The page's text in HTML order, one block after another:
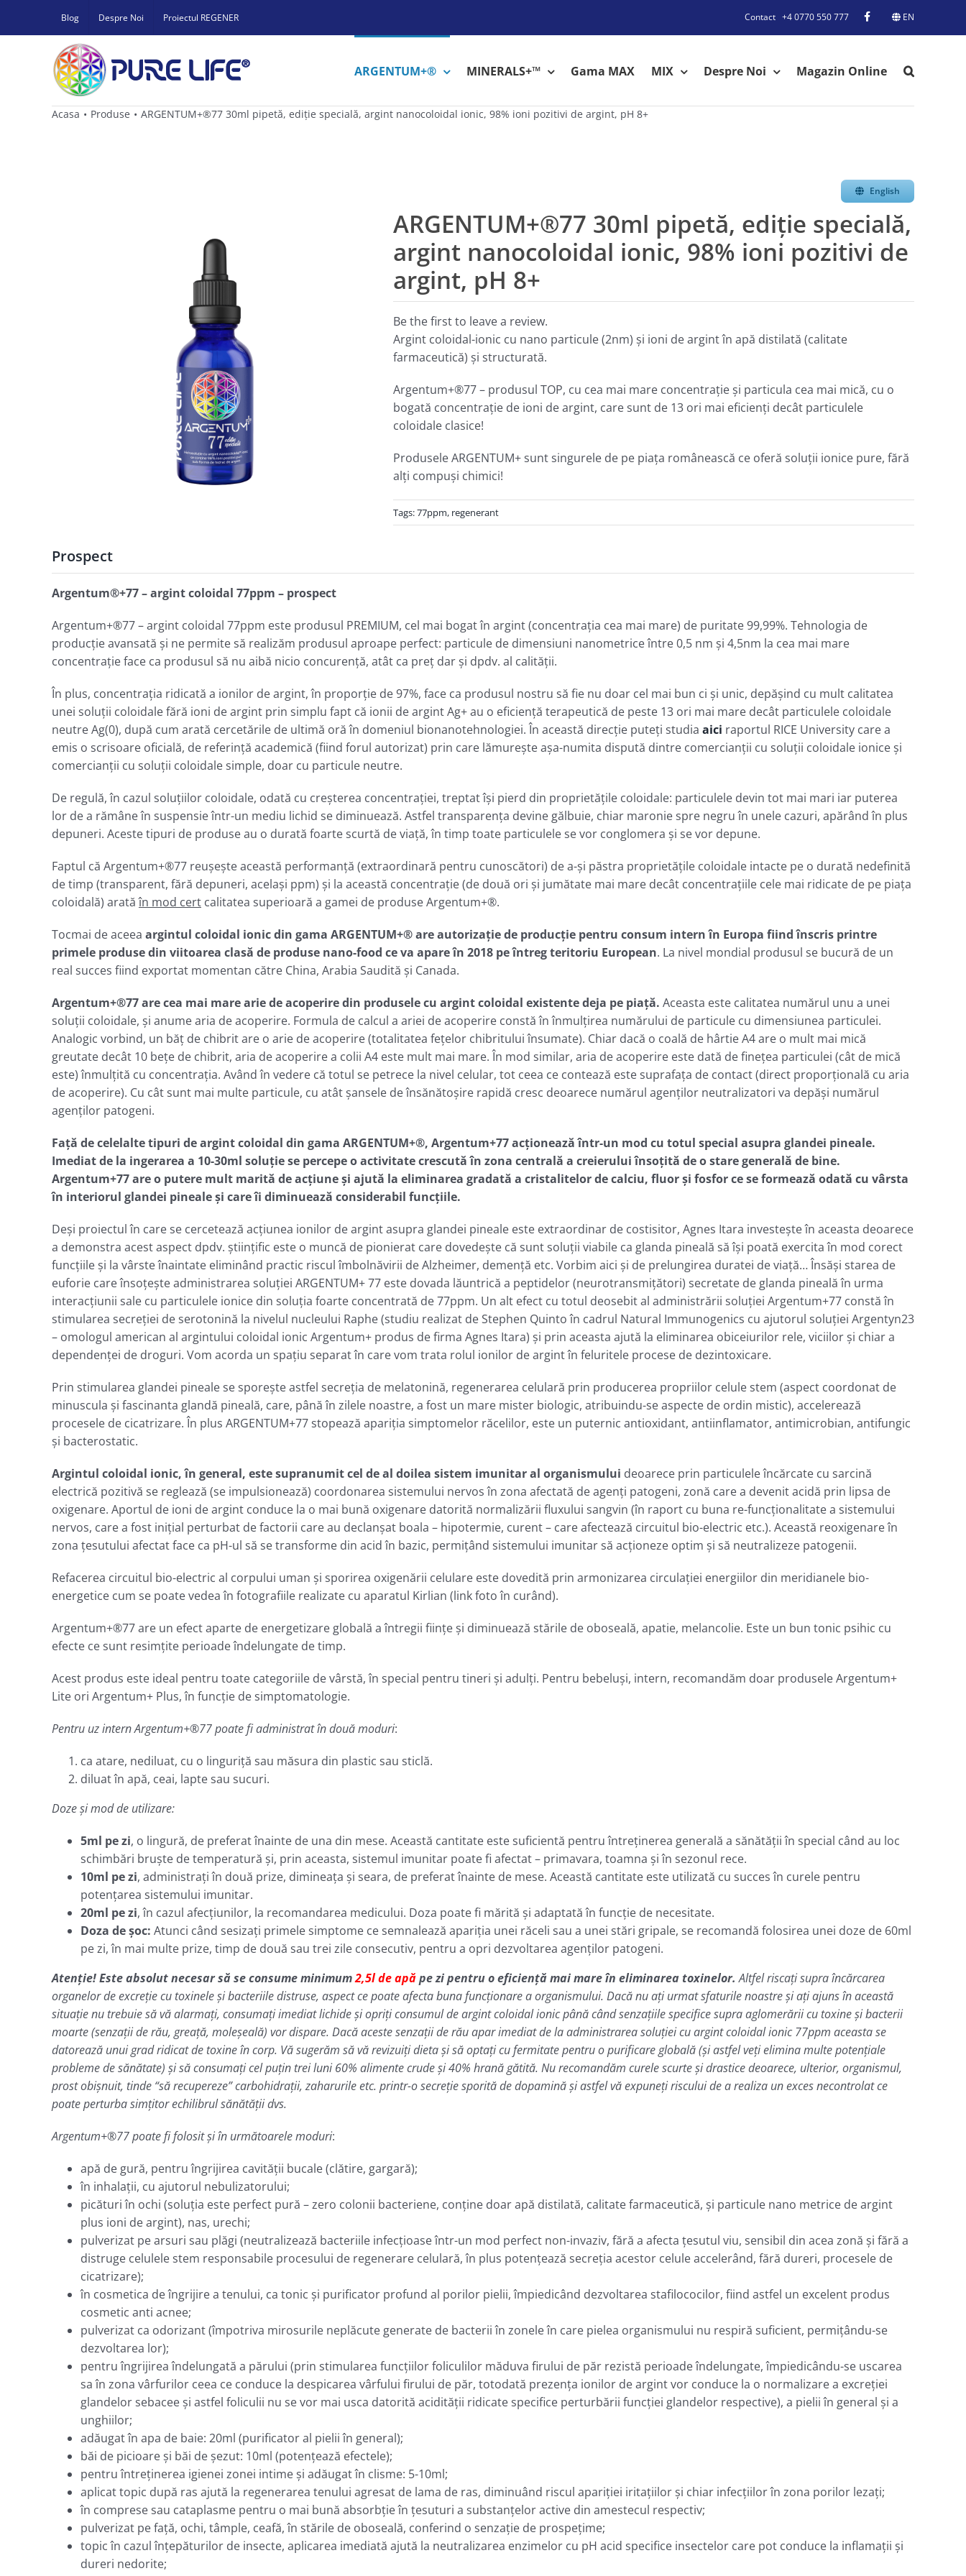
Blog Despre Noi Proiectul REGENER Contact +4 0770 550 777 EN
ARGENTUM+® MINERALS+™ Gama MAX MIX Despre Noi Magazin Online
Acasa Produse ARGENTUM+®77 30ml pipetă, ediţie specială, argint nanocoloidal ionic, 98% ioni pozitivi de argint, pH 8+
English
ARGENTUM+®77 30ml pipetă, ediţie specială,
argint nanocoloidal ionic, 98% ioni pozitivi de
argint, pH 8+
Be the first to leave a review.
Argint coloidal-ionic cu nano particule (2nm) şi ioni de argint în apă distilată (calitate
farmaceutică) şi structurată.
Argentum+®77 – produsul TOP, cu cea mai mare concentraţie şi particula cea mai mică, cu o
bogată concentraţie de ioni de argint, care sunt de 13 ori mai eficienţi decât particulele
coloidale clasice!
Produsele ARGENTUM+ sunt singurele de pe piaţa românească ce oferă soluţii ionice pure, fără
alţi compuşi chimici!
Tags:77ppm, regenerant
Prospect
Argentum®+77 – argint coloidal 77ppm – prospect
Argentum+®77 – argint coloidal 77ppm este produsul PREMIUM, cel mai bogat în argint (concentraţia cea mai mare) de puritate 99,99%. Tehnologia de
producţie avansată şi ne permite să realizăm produsul aproape perfect: particule de dimensiuni nanometrice între 0,5 nm şi 4,5nm la cea mai mare
concentraţie face ca produsul să nu aibă nicio concurenţă, atât ca preţ dar şi dpdv. al calităţii.
În plus, concentraţia ridicată a ionilor de argint, în proporţie de 97%, face ca produsul nostru să fie nu doar cel mai bun ci şi unic, depăşind cu mult calitatea
unei soluţii coloidale fără ioni de argint prin simplu fapt că ionii de argint Ag+ au o eficienţă terapeutică de peste 13 ori mai mare decât particulele coloidale
neutre Ag(0), după cum arată cercetările de ultimă oră în domeniul bionanotehnologiei. În această direcţie puteţi studia aici raportul RICE University care a
emis o scrisoare oficială, de referinţă academică (fiind forul autorizat) prin care lămureşte aşa-numita dispută dintre comercianţii cu soluţii coloidale ionice şi
comercianţii cu soluţii coloidale simple, doar cu particule neutre.
De regulă, în cazul soluţiilor coloidale, odată cu creşterea concentraţiei, treptat îşi pierd din proprietăţile coloidale: particulele devin tot mai mari iar puterea
lor de a rămâne în suspensie într-un mediu lichid se diminuează. Astfel transparenţa devine gălbuie, chiar maronie spre negru în unele cazuri, apărând în plus
depuneri. Aceste tipuri de produse au o durată foarte scurtă de viaţă, în timp toate particulele se vor conglomera şi se vor depune.
Faptul că Argentum+®77 reușește această performanţă (extraordinară pentru cunoscători) de a-şi păstra proprietăţile coloidale intacte pe o durată nedefinită
de timp (transparent, fără depuneri, acelaşi ppm) şi la această concentraţie (de două ori şi jumătate mai mare decât concentraţiile cele mai ridicate de pe piaţa
coloidală) aratăîn mod certcalitatea superioară a gamei de produse Argentum+®.
Tocmai de aceea argintul coloidal ionic din gama ARGENTUM+® are autorizaţie de producţie pentru consum intern în Europa fiind înscris printre
primele produse din viitoarea clasă de produse nano-food ce va apare în 2018 pe întreg teritoriu European. La nivel mondial produsul se bucură de un
real succes fiind exportat momentan către China, Arabia Saudită şi Canada.
Argentum+®77 are cea mai mare arie de acoperire din produsele cu argint coloidal existente deja pe piaţă. Aceasta este calitatea numărul unu a unei
soluţii coloidale, şi anume aria de acoperire. Formula de calcul a ariei de acoperire constă în înmulțirea numărului de particule cu dimensiunea particulei.
Analogic vorbind, un băţ de chibrit are o arie de acoperire (totalitatea feţelor chibritului însumate). Chiar dacă o coală de hârtie A4 are o mult mai mică
greutate decât 10 beţe de chibrit, aria de acoperire a colii A4 este mult mai mare. În mod similar, aria de acoperire este dată de fineţea particulei (cât de mică
este) înmulţită cu concentraţia. Având în vedere că totul se petrece la nivel celular, tot ceea ce contează este suprafaţa de contact (direct proporţională cu aria
de acoperire). Cu cât sunt mai multe particule, cu atât şansele de însănătoșire rapidă cresc deoarece numărul agenților neutralizatori va depăşi numărul
agenţilor patogeni.
Faţă de celelalte tipuri de argint coloidal din gama ARGENTUM+®, Argentum+77 acţionează într-un mod cu totul special asupra glandei pineale.
Imediat de la ingerarea a 10-30ml soluţie se percepe o activitate crescută în zona centrală a creierului însoţită de o stare generală de bine.
Argentum+77 are o putere mult marită de acţiune şi ajută la eliminarea gradată a cristalitelor de calciu, fluor şi fosfor ce se formează odată cu vârsta
în interiorul glandei pineale şi care îi diminuează considerabil funcţiile.
Deşi proiectul în care se cercetează acţiunea ionilor de argint asupra glandei pineale este extraordinar de costisitor, Agnes Itara investeşte în aceasta deoarece
a demonstra acest aspect dpdv. ştiinţific este o muncă de pionierat care dovedeşte că sunt soluţii viabile ca glanda pineală să îşi poată exercita în mod corect
funcţiile şi la vârste înaintate eliminând practic riscul îmbolnăvirii de Alzheimer, demenţă etc. Vorbim aici şi de prelungirea duratei de viaţă… Însăşi starea de
euforie care însoţeşte administrarea soluţiei ARGENTUM+ 77 este dovada lăuntrică a peptidelor (neurotransmiţători) secretate de glanda pineală în urma
interacţiunii sale cu particulele ionice din soluţia foarte concentrată de 77ppm. Un alt efect cu totul deosebit al administrării soluţiei Argentum+77 constă în
stimularea secreţiei de serotonină la nivelul nucleului Raphe (studiu realizat de Stephen Quinto în cadrul Natural Immunogenics cu ajutorul soluţiei Argentyn23
– omologul american al argintului coloidal ionic Argentum+ produs de firma Agnes Itara) şi prin aceasta ajută la eliminarea obiceiurilor rele, viciilor şi chiar a
dependenţei de droguri. Vom acorda un spațiu separat în care vom trata rolul ionilor de argint în feluritele procese de dezintoxicare.
Prin stimularea glandei pineale se sporeşte astfel secreţia de melatonină, regenerarea celulară prin producerea propriilor celule stem (aspect coordonat de
minuscula şi fascinanta glandă pineală, care, până în zilele noastre, a fost un mare mister biologic, atribuindu-se aspecte de ordin mistic), accelerează
procesele de cicatrizare. În plus ARGENTUM+77 stopează apariţia simptomelor răcelilor, este un puternic antioxidant, antiinflamator, antimicrobian, antifungic
şi bacterostatic.
Argintul coloidal ionic, în general, este supranumit cel de al doilea sistem imunitar al organismului deoarece prin particulele încărcate cu sarcină
electrică pozitivă se reglează (se impulsionează) coordonarea sistemului nervos în zona afectată de agenţi patogeni, zonă care a devenit acidă prin lipsa de
oxigenare. Aportul de ioni de argint conduce la o mai bună oxigenare datorită normalizării fluxului sangvin (în raport cu buna re-funcţionalitate a sistemului
nervos, care a fost iniţial perturbat de factorii care au declanşat boala – hipotermie, curent – care afectează circuitul bio-electric etc.). Această reoxigenare în
zona ţesutului afectat face ca pH-ul să se transforme din acid în bazic, permiţând sistemului imunitar să acţioneze optim şi să neutralizeze patogenii.
Refacerea circuitul bio-electric al corpului uman şi sporirea oxigenării celulare este dovedită prin armonizarea circulaţiei energiilor din meridianele bio-
energetice cum se poate vedea în fotografiile realizate cu aparatul Kirlian (link foto în curând).
Argentum+®77 are un efect aparte de energetizare globală a întregii fiinţe şi diminuează stările de oboseală, apatie, melancolie. Este un bun tonic psihic cu
efecte ce sunt resimţite perioade îndelungate de timp.
Acest produs este ideal pentru toate categoriile de vârstă, în special pentru tineri şi adulţi. Pentru bebeluşi, intern, recomandăm doar produsele Argentum+
Lite ori Argentum+ Plus, în funcţie de simptomatologie.
Pentru uz intern Argentum+®77 poate fi administrat în două moduri:
ca atare, nediluat, cu o linguriţă sau măsura din plastic sau sticlă.
diluat în apă, ceai, lapte sau sucuri.
Doze şi mod de utilizare:
5ml pe zi, o lingură, de preferat înainte de una din mese. Această cantitate este suficientă pentru întreţinerea generală a sănătăţii în special când au loc
schimbări bruşte de temperatură şi, prin aceasta, sistemul imunitar poate fi afectat – primavara, toamna şi în sezonul rece.
10ml pe zi, administraţi în două prize, dimineaţa şi seara, de preferat înainte de mese. Această cantitate este utilizată cu succes în curele pentru
potenţarea sistemului imunitar.
20ml pe zi, în cazul afecţiunilor, la recomandarea medicului. Doza poate fi mărită şi adaptată în funcţie de necesitate.
Doza de şoc: Atunci când sesizaţi primele simptome ce semnalează apariţia unei răceli sau a unei stări gripale, se recomandă folosirea unei doze de 60ml
pe zi, în mai multe prize, timp de două sau trei zile consecutiv, pentru a opri dezvoltarea agenţilor patogeni.
Atenţie! Este absolut necesar să se consume minimum2,5l de apăpe zi pentru o eficienţă mai mare în eliminarea toxinelor. Altfel riscaţi supra încărcarea
organelor de excreţie cu toxinele şi bacteriile distruse, aspect ce poate afecta buna funcţionare a organismului. Dacă nu aţi urmat sfaturile noastre şi aţi ajuns în această
situaţie nu trebuie să vă alarmaţi, consumaţi imediat lichide şi opriţi consumul de argint coloidal ionic până când senzaţiile specifice supra aglomerării cu toxine şi bacterii
moarte (senzaţii de rău, greaţă, moleşeală) vor dispare. Dacă aceste senzaţii de rău apar imediat de la administrarea soluţiei cu argint coloidal ionic 77ppm aceasta se
datorează unui grad ridicat de toxine în corp. Vă sugerăm să vă revizuiţi dieta şi să optaţi cu fermitate pentru o purificare globală (şi astfel veţi elimina multe potenţiale
probleme de sănătate) şi să consumaţi cel puţin trei luni 60% alimente crude şi 40% hrană gătită. Nu recomandăm curele scurte şi drastice deoarece, ulterior, organismul,
prost obișnuit, tinde “să recupereze” carbohidraţii, zaharurile etc. printr-o secreţie sporită de dopamină şi astfel vă expuneţi riscului de a realiza un exces necontrolat ce
poate perturba simţitor echilibrul sănătăţii dvs.
Argentum+®77 poate fi folosit şi în următoarele moduri:
apă de gură, pentru îngrijirea cavităţii bucale (clătire, gargară);
în inhalaţii, cu ajutorul nebulizatorului;
picături în ochi (soluţia este perfect pură – zero colonii bacteriene, conţine doar apă distilată, calitate farmaceutică, şi particule nano metrice de argint
plus ioni de argint), nas, urechi;
pulverizat pe arsuri sau plăgi (neutralizează bacteriile infecţioase într-un mod perfect non-invaziv, fără a afecta ţesutul viu, sensibil din acea zonă şi fără a
distruge celulele stem responsabile procesului de regenerare celulară, în plus potenţează secreţia acestor celule accelerând, fără dureri, procesele de
cicatrizare);
în cosmetica de îngrijire a tenului, ca tonic şi purificator profund al porilor pielii, împiedicând dezvoltarea stafilococilor, fiind astfel un excelent produs
cosmetic anti acnee;
pulverizat ca odorizant (împotriva mirosurile neplăcute generate de bacterii în zonele în care pielea organismului nu respiră suficient, permiţându-se
dezvoltarea lor);
pentru îngrijirea îndelungată a părului (prin stimularea funcţiilor foliculilor măduva firului de păr rezistă perioade îndelungate, împiedicându-se uscarea
sa în zona vârfurilor ceea ce conduce la despicarea vârfului firului de păr, totodată prezenţa ionilor de argint vor conduce la o normalizare a excreţiei
glandelor sebacee şi astfel foliculii nu se vor mai usca datorită acidităţii ridicate specifice perturbării funcţiei glandelor respective), a pielii în general şi a
unghiilor;
adăugat în apa de baie: 20ml (purificator al pielii în general);
băi de picioare şi băi de şezut: 10ml (potenţează efectele);
pentru întreţinerea igienei zonei intime şi adăugat în clisme: 5-10ml;
aplicat topic după ras ajută la regenerarea tenului agresat de lama de ras, diminuând riscul apariţiei iritaţiilor şi chiar infecţiilor în zona porilor lezaţi;
în comprese sau cataplasme pentru o mai bună absorbţie în ţesuturi a substanţelor active din amestecul respectiv;
pulverizat pe faţă, ochi, tâmple, ceafă, în stările de oboseală, conferind o senzaţie de prospeţime;
topic în cazul înţepăturilor de insecte, aplicarea imediată ajută la neutralizarea enzimelor cu pH acid specifice insectelor care pot conduce la inflamaţii şi
dureri nedorite;